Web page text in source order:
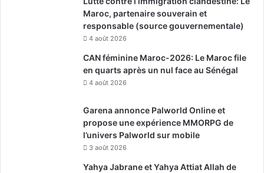
Maroc, partenaire souverain et
responsable (source gouvernementale)
4 août 2026
CAN féminine Maroc-2026: Le Maroc file
en quarts après un nul face au Sénégal
4 août 2026
Garena annonce Palworld Online et
propose une expérience MMORPG de
l’univers Palworld sur mobile
3 août 2026
Yahya Jabrane et Yahya Attiat Allah de